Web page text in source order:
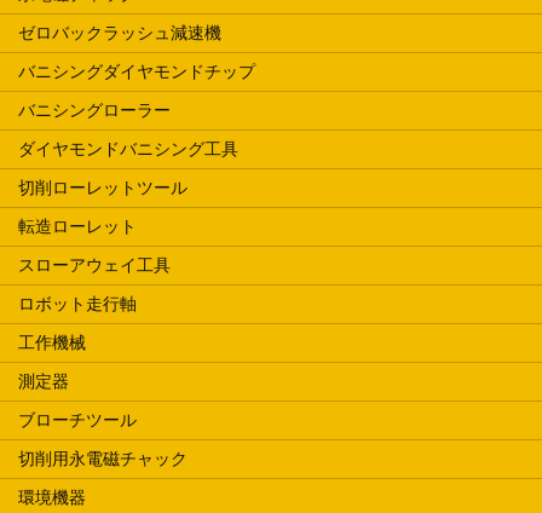
ゼロバックラッシュ減速機
バニシングダイヤモンドチップ
バニシングローラー
ダイヤモンドバニシング工具
切削ローレットツール
転造ローレット
スローアウェイ工具
ロボット走行軸
工作機械
測定器
ブローチツール
切削用永電磁チャック
環境機器